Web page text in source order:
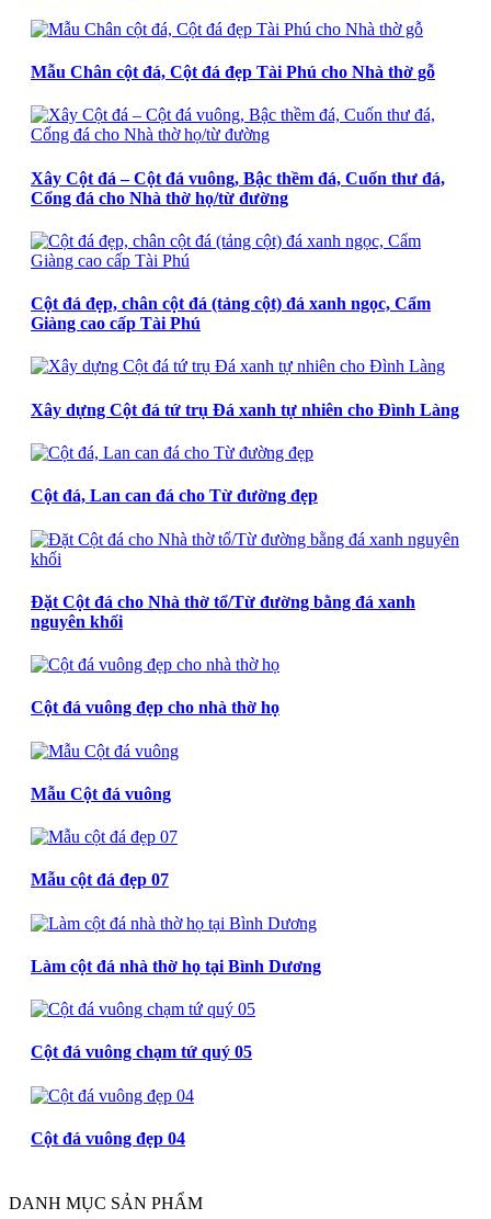
Mẫu Chân cột đá, Cột đá đẹp Tài Phú cho Nhà thờ gỗ
Xây Cột đá – Cột đá vuông, Bậc thềm đá, Cuốn thư đá,
Cổng đá cho Nhà thờ họ/từ đường
Cột đá đẹp, chân cột đá (tảng cột) đá xanh ngọc, Cẩm
Giàng cao cấp Tài Phú
Xây dựng Cột đá tứ trụ Đá xanh tự nhiên cho Đình Làng
Cột đá, Lan can đá cho Từ đường đẹp
Đặt Cột đá cho Nhà thờ tổ/Từ đường bằng đá xanh
nguyên khối
Cột đá vuông đẹp cho nhà thờ họ
Mẫu Cột đá vuông
Mẫu cột đá đẹp 07
Làm cột đá nhà thờ họ tại Bình Dương
Cột đá vuông chạm tứ quý 05
Cột đá vuông đẹp 04
DANH MỤC SẢN PHẨM